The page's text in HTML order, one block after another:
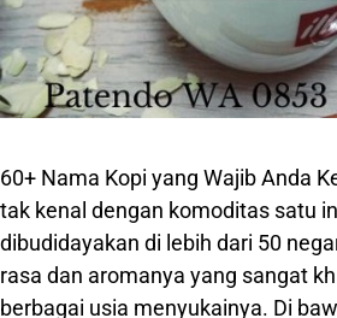
60+ Nama Kopi yang Wajib Anda
tak kenal dengan komoditas satu
dibudidayakan di lebih dari 50
rasa dan aromanya yang sangat
berbagai usia menyukainya. Di